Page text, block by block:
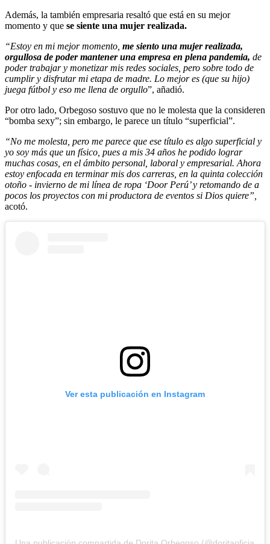
Además, la también empresaria resaltó que está en su mejor
momento y que se siente una mujer realizada.
“Estoy en mi mejor momento, me siento una mujer realizada,
orgullosa de poder mantener una empresa en plena pandemia, de
poder trabajar y monetizar mis redes sociales, pero sobre todo de
cumplir y disfrutar mi etapa de madre. Lo mejor es (que su hijo)
juega fútbol y eso me llena de orgullo”, añadió.
Por otro lado, Orbegoso sostuvo que no le molesta que la consideren
“bomba sexy”; sin embargo, le parece un título “superficial”.
“No me molesta, pero me parece que ese título es algo superficial y
yo soy más que un físico, pues a mis 34 años he podido lograr
muchas cosas, en el ámbito personal, laboral y empresarial. Ahora
estoy enfocada en terminar mis dos carreras, en la quinta colección
otoño - invierno de mi línea de ropa ‘Door Perú’ y retomando de a
pocos los proyectos con mi productora de eventos si Dios quiere”,
acotó.
Ver esta publicación en Instagram